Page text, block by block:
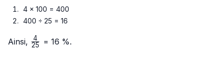
4 × 100 = 400
400 ÷ 25 = 16
Ainsi, \frac{4}
25
4 = 16 %.